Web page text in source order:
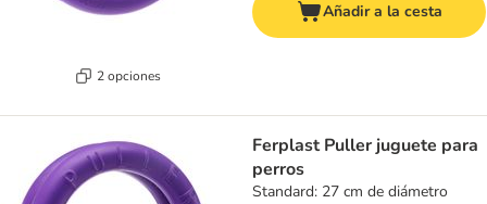
2 opciones
Añadir a la cesta
Ferplast Puller juguete para
perros
Standard: 27 cm de diámetro